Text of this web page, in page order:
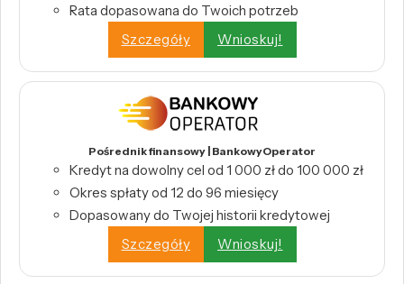
Rata dopasowana do Twoich potrzeb
Szczegóły
Wnioskuj!
Pośrednik finansowy | BankowyOperator
Kredyt na dowolny cel od 1 000 zł do 100 000 zł
Okres spłaty od 12 do 96 miesięcy
Dopasowany do Twojej historii kredytowej
Szczegóły
Wnioskuj!